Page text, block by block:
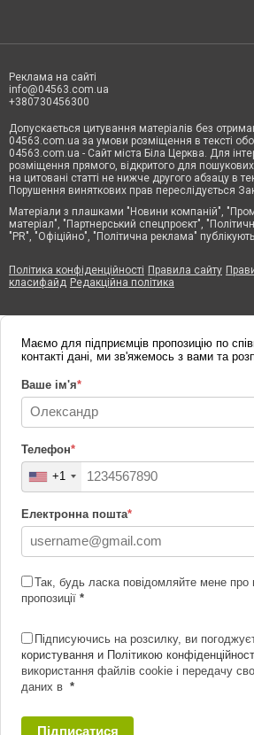
Реклама на сайті
info@04563.com.ua
+380730456300
Допускається цитування матеріалів без
04563.com.ua за умови розміщення в тексті
04563.com.ua - Сайт міста Біла Церква. Для
розміщення прямого, відкритого для
на цитовані статті не нижче другого абзацу в
Порушення виняткових прав переслідується
Матеріали з плашками "Новини компаній",
матеріал", "Партнерський спецпроєкт",
"PR", "Офіційно", "Політична реклама"
Політика конфіденційності Правила сайту
класифайд Редакційна політика
Маємо для підприємців пропозицію по
контакті дані, ми зв'яжемось з вами та
Ваше ім'я*
Телефон*
+1
Електронна пошта*
Так, будь ласка повідомляйте мене про
пропозиції *
Підписуючись на розсилку, ви
користування и Політикою
використання файлів cookie і передачу
даних в *
Підписатися